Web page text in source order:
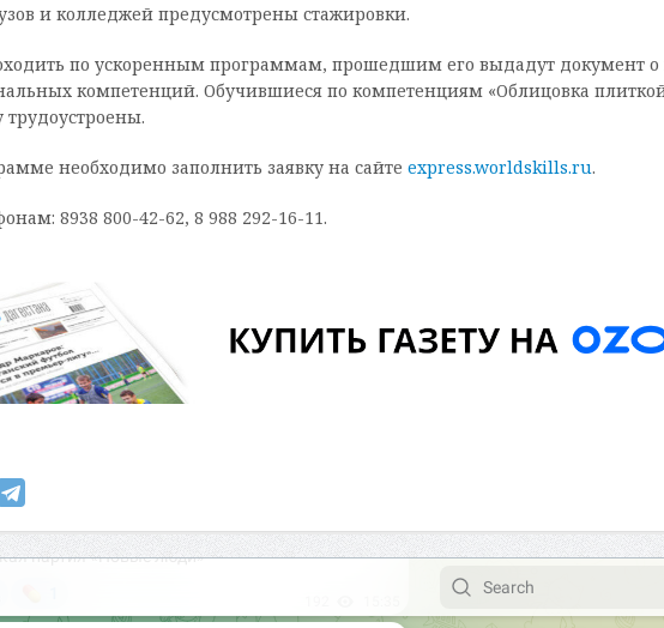
и колледжей предусмотрены стажировки.
по ускоренным программам, прошедшим его выдадут документ
компетенций. Обучившиеся по компетенциям «Облицовка
трудоустроены.
необходимо заполнить заявку на сайте express.worldskills.ru.
8938 800-42-62, 8 988 292-16-11.